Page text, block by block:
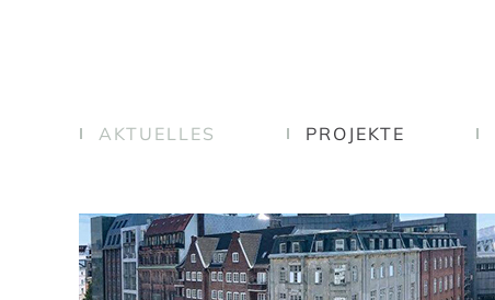
AKTUELLES PROJEKTE